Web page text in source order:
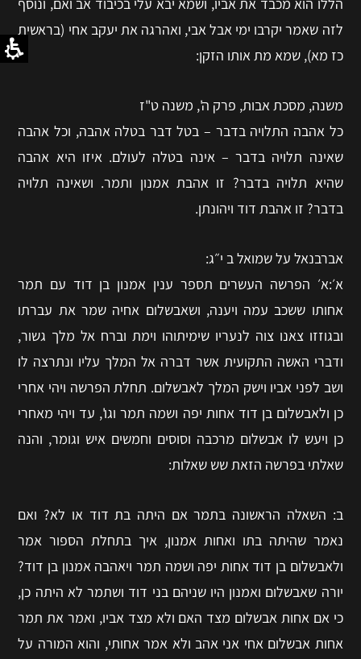
לזה שאמר יקרבו ימי אבל אבי, ואהרגה את יעקב אחי (בראשית
כז מא), שמא מת אותו הזקן:
משנה, מסכת אבות, פרק ה', משנה ט"ז
כל אהבה התלויה בדבר – בטל דבר בטלה אהבה, וכל אהבה
שאינה תלויה בדבר – אינה בטלה לעולם. איזו היא אהבה
שהיא תלויה בדבר? זו אהבת אמנון ותמר. ושאינה תלויה
בדבר? זו אהבת דוד ויהונתן.
אברבנאל על שמואל ב י״ג:
א׳:א׳ הפרשה העשרים תספר ענין אמנון בן דוד עם תמר
אחותו ששכב עמה ויענה, ושאבשלום אחיה שמר את עברתו
ובגוזזו צאנו צוה לנעריו שימיתוהו וימת וברח אל מלך גשור,
ודברי האשה התקועית אשר דברה אל המלך עליו ונתרצה לו
ושב לפני אביו וישק המלך לאבשלום. תחלת הפרשה ויהי אחרי
כן ולאבשלום בן דוד אחות יפה ושמה תמר וגו', עד ויהי מאחרי
כן ויעש לו אבשלום מרכבה וסוסים וחמשים איש וגומר, והנה
שאלתי בפרשה הזאת שש שאלות:
ב: השאלה הראשונה בתמר אם היתה בת דוד או לא? ואם
נאמר שהיתה בתו ואחות אמנון, איך בתחלת הספור אמר
ולאבשלום בן דוד אחות יפה ושמה תמר ויאהבה אמנון בן דוד?
יורה שאבשלום ואמנון היו שניהם בני דוד ושתמר לא היתה כן,
כי אם אחות אבשלום מצד האם ולא מצד אביו, ואמר את תמר
אחות אבשלום אחי אני אהב ולא אמר אחותי, והוא המורה על